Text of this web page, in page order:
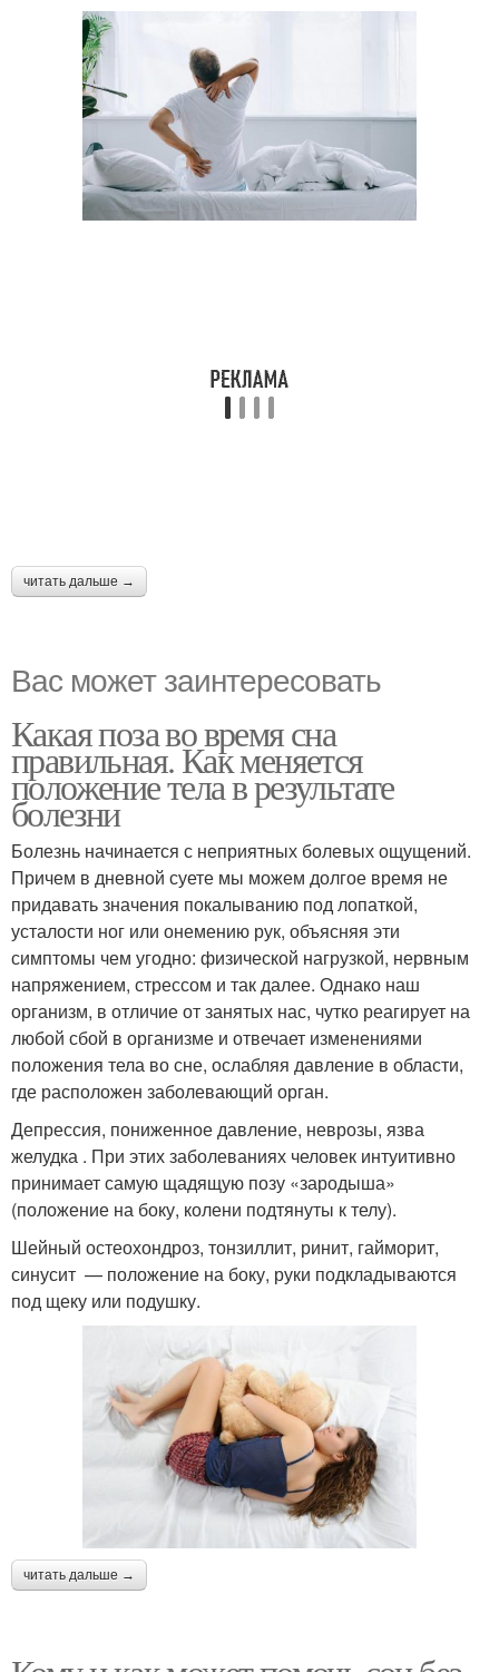
читать дальше →
Вас может заинтересовать
Какая поза во время сна
правильная. Как меняется
положение тела в результате
болезни
Болезнь начинается с неприятных болевых ощущений.
Причем в дневной суете мы можем долгое время не
придавать значения покалыванию под лопаткой,
усталости ног или онемению рук, объясняя эти
симптомы чем угодно: физической нагрузкой, нервным
напряжением, стрессом и так далее. Однако наш
организм, в отличие от занятых нас, чутко реагирует на
любой сбой в организме и отвечает изменениями
положения тела во сне, ослабляя давление в области,
где расположен заболевающий орган.
Депрессия, пониженное давление, неврозы, язва
желудка . При этих заболеваниях человек интуитивно
принимает самую щадящую позу «зародыша»
(положение на боку, колени подтянуты к телу).
Шейный остеохондроз, тонзиллит, ринит, гайморит,
синусит — положение на боку, руки подкладываются
под щеку или подушку.
читать дальше →